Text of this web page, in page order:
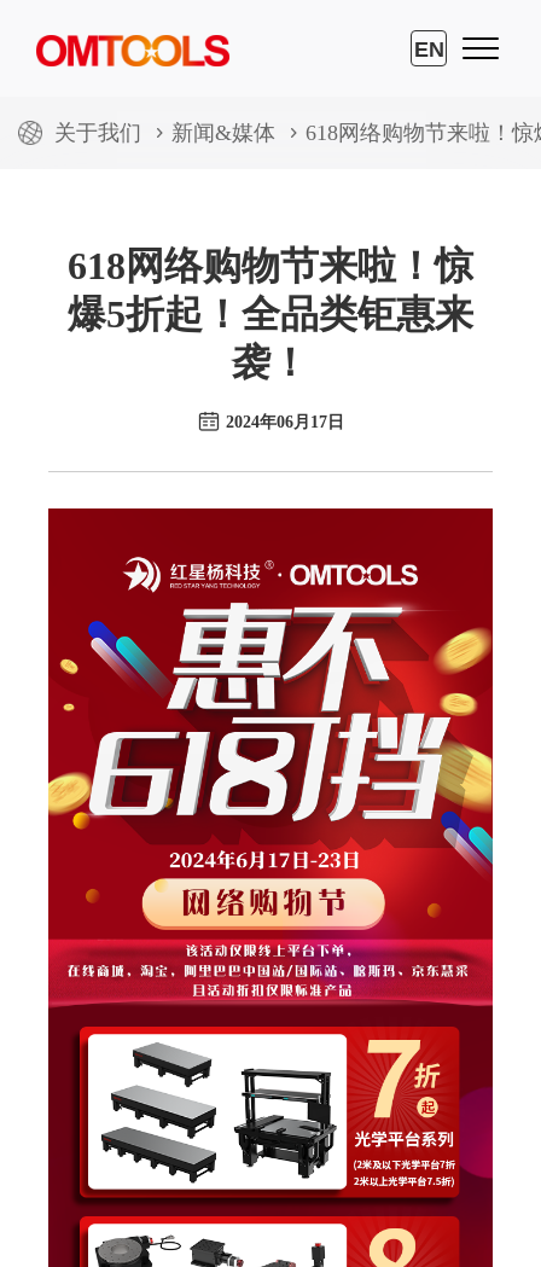
EN
关于我们 新闻&媒体 618网络购物节来啦！
618网络购物节来啦！惊
爆5折起！全品类钜惠来
袭！
2024年06月17日